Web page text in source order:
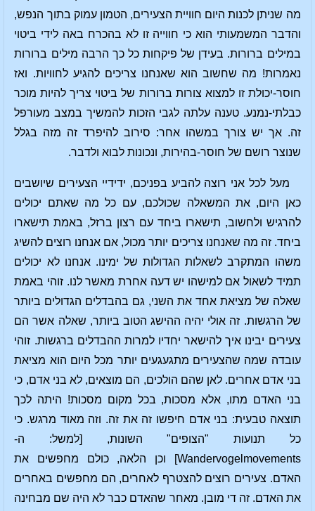
מה שניתן לכנות היום חוויית הצעירים, הטמון עמוק בתוך הנפש,
והדבר המשמעותי הוא כי חווייה זו לא בהכרח באה לידי ביטוי
במילים ברורות. בעידן של פיקחות כל כך הרבה מילים ברורות
נאמרות! מה שחשוב הוא שאנחנו צריכים להגיע לחוויות. ואז
חוסר-יכולת זו למצוא צורות ברורות של ביטוי צריך להיות מוכר
כבלתי-נמנע. טענה עלתה לגבי הזכות להמשיך במצב מעורפל
זה. אך יש צורך במשהו אחר: סירוב להיפרד זה מזה בגלל
שנוצר רושם של חוסר-בהירות, ונכונות לבוא ולדבר.
מעל לכל אני רוצה להביע בפניכם, ידידיי הצעירים שיושבים
כאן היום, את המשאלה שכולכם, עם כל מה שאתם יכולים
להרגיש ולחשוב, תישארו ביחד עם רצון ברזל, באמת תישארו
ביחד. זה מה שאנחנו צריכים יותר מכול, אם אנחנו רוצים להשיג
משהו המתקרב לשאלות הגדולות של ימינו. אנחנו לא יכולים
תמיד לשאול אם למישהו יש דעה אחרת מאשר לנו. זוהי באמת
שאלה של מציאת אחד את השני, גם בהבדלים הגדולים ביותר
של הרגשות. זה אולי יהיה ההישג הטוב ביותר, שאלה אשר הם
צעירים יבינו איך להישאר יחדיו למרות ההבדלים ברגשות. זוהי
עובדה שמה שהצעירים מתגעגעים יותר מכל היום הוא מציאת
בני אדם אחרים. לאן שהם הולכים, הם מוצאים, לא בני אדם, כי
בני האדם מתו, אלא מסכות, בכל מקום מסכות! היתה לכך
תוצאה טבעית: בני אדם חיפשו זה את זה. וזה מאוד מרגש. כי
כל תנועות "הצופים" השונות, [למשל: ה-
Wandervogelmovements] וכן הלאה, כולם מחפשים את
האדם. צעירים רוצים להצטרף לאחרים, הם מחפשים באחרים
את האדם. זה די מובן. מאחר שהאדם כבר לא היה שם מבחינה